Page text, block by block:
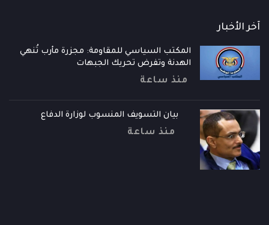
آخر الأخبار
المكتب السياسي للمقاومة: مجزرة مأرب تُنهي
الهدنة وتفرض تحريك الجبهات
منذ ساعة
بيان التسويف المنسوب لوزارة الدفاع
منذ ساعة